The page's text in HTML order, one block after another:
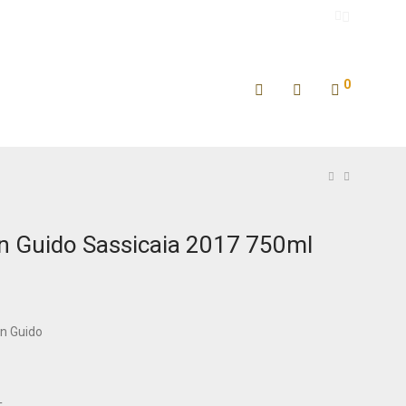
0
Guido Sassicaia 2017 750ml
Guido